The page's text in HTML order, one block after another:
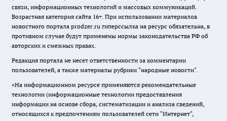
связи, информационных технологий и массовых коммуникаций.
Возрастная категория сайта 16+. При использовании материалов
новостного портала prodzer.ru гиперссылка на ресурс обязательна, в
противном случае будут применены нормы законодательства РФ об
авторских и смежных правах.
Редакция портала не несет ответственности за комментарии
пользователей, а также материалы рубрики "народные новости".
«На информационном ресурсе применяются рекомендательные
технологии (информационные технологии предоставления
информации на основе сбора, систематизации и анализа сведений,
относящихся к предпочтениям пользователей сети "Интернет",